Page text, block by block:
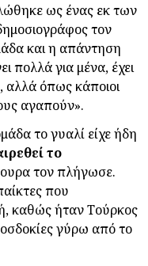
ως ένας εκ των
τον
και η απάντηση
πολλά για μένα, έχει
αλλά όπως κάποιοι
αγαπούν».
το γυαλί είχε ήδη
το
τον πλήγωσε.
που
καθώς ήταν Τούρκος
γύρω από το